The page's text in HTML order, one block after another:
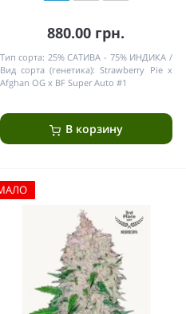
880.00 грн.
Тип сорта: 25% САТИВА - 75% ИНДИКА
Вид сорта (генетика): Strawberry Pie x
Afghan OG x BF Super Auto #1
В корзину